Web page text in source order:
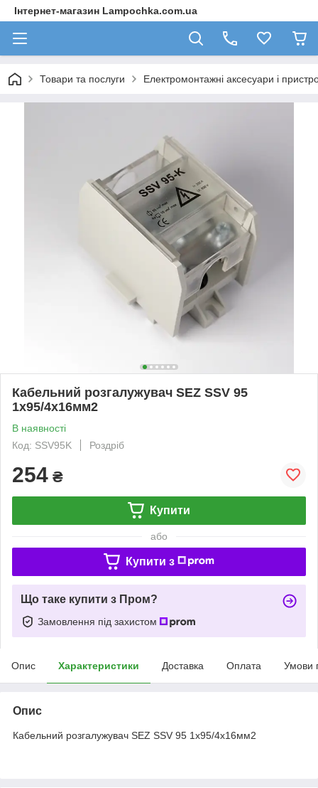
Інтернет-магазин Lampochka.com.ua
Товари та послуги Електромонтажні аксесуари і
Кабельний розгалужувач SEZ SSV 95
1x95/4х16мм2
В наявності
Код: SSV95K
Роздріб
254 ₴
Купити
або
Купити з
Що таке купити з Пром?
Замовлення під захистом
Опис Характеристики Доставка Оплата Умови
Опис
Кабельний розгалужувач SEZ SSV 95 1x95/4х16мм2